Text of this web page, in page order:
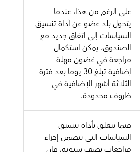
على الرغم من هذا، عندما
يتحول بلد عضو عن أداة تنسيق
السياسات إلى اتفاق جديد مع
الصندوق، يمكن استكمال
مراجعة في غضون مهلة
إضافية تبلغ 30 يوما بعد فترة
الثلاثة أشهر الإضافية في
ظروف محدودة.
فيما يتعلق بأداة تنسيق
السياسات التي تتضمن إجراء
مراجعات نصف سنوية، فإن